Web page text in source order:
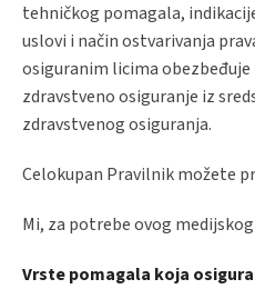
tehničkog pomagala,
uslovi i način ostvarivanja
osiguranim licima obezbeđuje
zdravstveno osiguranje iz
zdravstvenog osiguranja.
Celokupan Pravilnik možete
Mi, za potrebe ovog
Vrste pomagala koja